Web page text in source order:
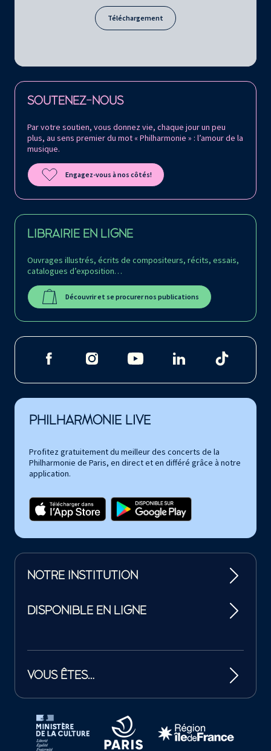
Téléchargement
SOUTENEZ-NOUS
Par votre soutien, vous donnez vie, chaque jour un peu
plus, au sens premier du mot « Philharmonie » : l’amour de la
musique.
Engagez-vous à nos côtés!
LIBRAIRIE EN LIGNE
Ouvrages illustrés, écrits de compositeurs, récits, essais,
catalogues d’exposition…
Découvrir et se procurer nos publications
Retrouvez la Philharmonie de Paris sur
PHILHARMONIE LIVE
Profitez gratuitement du meilleur des concerts de la
Philharmonie de Paris, en direct et en différé grâce à notre
application.
NOTRE INSTITUTION
DISPONIBLE EN LIGNE
VOUS ÊTES…
Tutelles et mécènes de la Philharmonie de Paris